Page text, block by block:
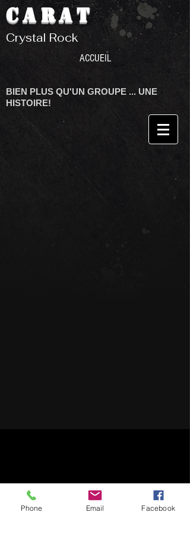
CARAT
Crystal Rock
ACCUEIL
BIEN PLUS QU'UN GROUPE ... UNE
HISTOIRE!
Phone Email Facebook